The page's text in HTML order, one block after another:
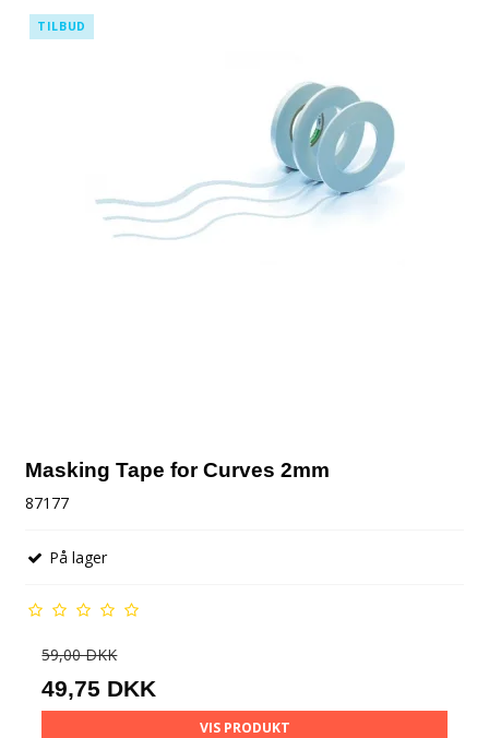
TILBUD
Masking Tape for Curves 2mm
87177
På lager
59,00 DKK
49,75 DKK
VIS PRODUKT